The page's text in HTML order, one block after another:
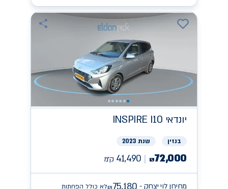
יונדאי INSPIRE I10
בנזין שנת 2023
₪72,000
41,490 ק״מ
מחירון לוי יצחק - לא כולל הפחתות